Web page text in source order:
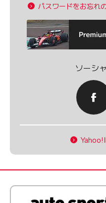
パスワードをお忘れ
ソーシ